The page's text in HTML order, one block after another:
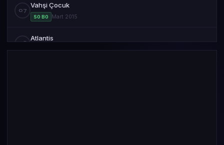
07
Vahşi Çocuk
S0 B0 Mart 2015
08
Atlantis
S0 B0 Mart 2015